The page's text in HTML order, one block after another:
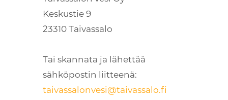
Keskustie 9
23310 Taivassalo
Tai skannata ja lähettää
sähköpostin liitteenä:
taivassalonvesi@taivassalo.fi